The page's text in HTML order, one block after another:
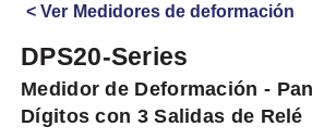
Ver Medidores de deformación
DPS20-Series
Medidor de Deformación -
Dígitos con 3 Salidas de Relé